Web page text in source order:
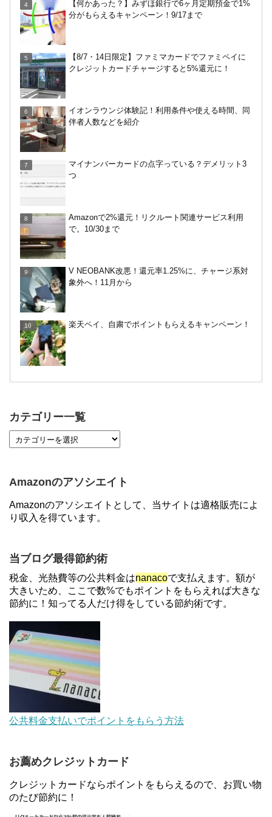
や違約金は？
後の対応、仕上がり時間などまとめ
どこ？雨でもやる？料金は？
換する方法！重要注意点あり
で。10/30まで
トリ、ビックカメラなど。～7/31
【何かあった？】みずほ銀行で6ヶ月定期預金で1%
分がもらえるキャンペーン！9/17まで
【8/7・14日限定】ファミマカードでファミペイに
クレジットカードチャージすると5%還元に！
イオンラウンジ体験記！利用条件や使える時間、同
伴者人数などを紹介
マイナンバーカードの点字っている？デメリット3
つ
Amazonで2%還元！リクルート関連サービス利用
で。10/30まで
V NEOBANK改悪！還元率1.25%に、チャージ系対
象外へ！11月から
楽天ペイ、自粛でポイントもらえるキャンペーン！
【7/21まで】エアウォレット(COIN+)で最大98,300
【2倍増量】PayPayカード、まるごとフラットリボ
登録と3回利用で10000ptがもらえるキャンペーン！
3/31まで
【解決】マリオットボンヴォイにログインできな
い、パスワード変更不可の原因はコレでした。
【対象者限定】楽天ペイで決済すると最大300ポイ
ントキャンペーン！～6/1
デジタルギフト改悪でいろいろ手数料徴収へ！8/3
～
au Pay等に等価交換できる「えらべるギフト」がフ
ァミリマートとミニストップで登場！WAON1%還
JCBカードWでApple Pay追加時のナビダイヤル
0570を回避する方法
カテゴリー一覧
Amazonのアソシエイト
Amazonのアソシエイトとして、当サイトは適格販売によ
り収入を得ています。
当ブログ最得節約術
税金、光熱費等の公共料金はnanacoで支払えます。額が
大きいため、ここで数%でもポイントをもらえれば大きな
節約に！知ってる人だけ得をしている節約術です。
公共料金支払いでポイントをもらう方法
お薦めクレジットカード
クレジットカードならポイントをもらえるので、お買い物
のたび節約に！